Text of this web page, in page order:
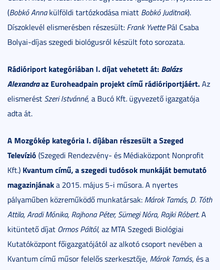
(Bobkó Annakülföldi tartózkodása miatt Bobkó Juditnak).
Díszoklevél elismerésben részesült: Frank YvettePál Csaba
Bolyai-díjas szegedi biológusról készült foto sorozata.
Rádióriport kategóriában I. díjat vehetett át: Balázs
Alexandraaz Euroheadpain projekt című rádióriportjáért.Az
elismerést Szeri Istvánné, a Bucó Kft. ügyvezető igazgatója
adta át.
A Mozgókép kategória I. díjában részesült a Szeged
Televízió (Szegedi Rendezvény- és Médiaközpont Nonprofit
Kft.) Kvantum című, a szegedi tudósok munkáját bemutató
magazinjánaka 2015. május 5-i műsora. A nyertes
pályaműben közreműködő munkatársak: Márok Tamás, D. Tóth
Attila, Aradi Mónika, Rajhona Péter, Sümegi Nóra, Rajki Róbert. A
kitüntető díjat Ormos Páltól, az MTA Szegedi Biológiai
Kutatóközpont főigazgatójától az alkotó csoport nevében a
Kvantum című műsor felelős szerkesztője, Márok Tamás, és a